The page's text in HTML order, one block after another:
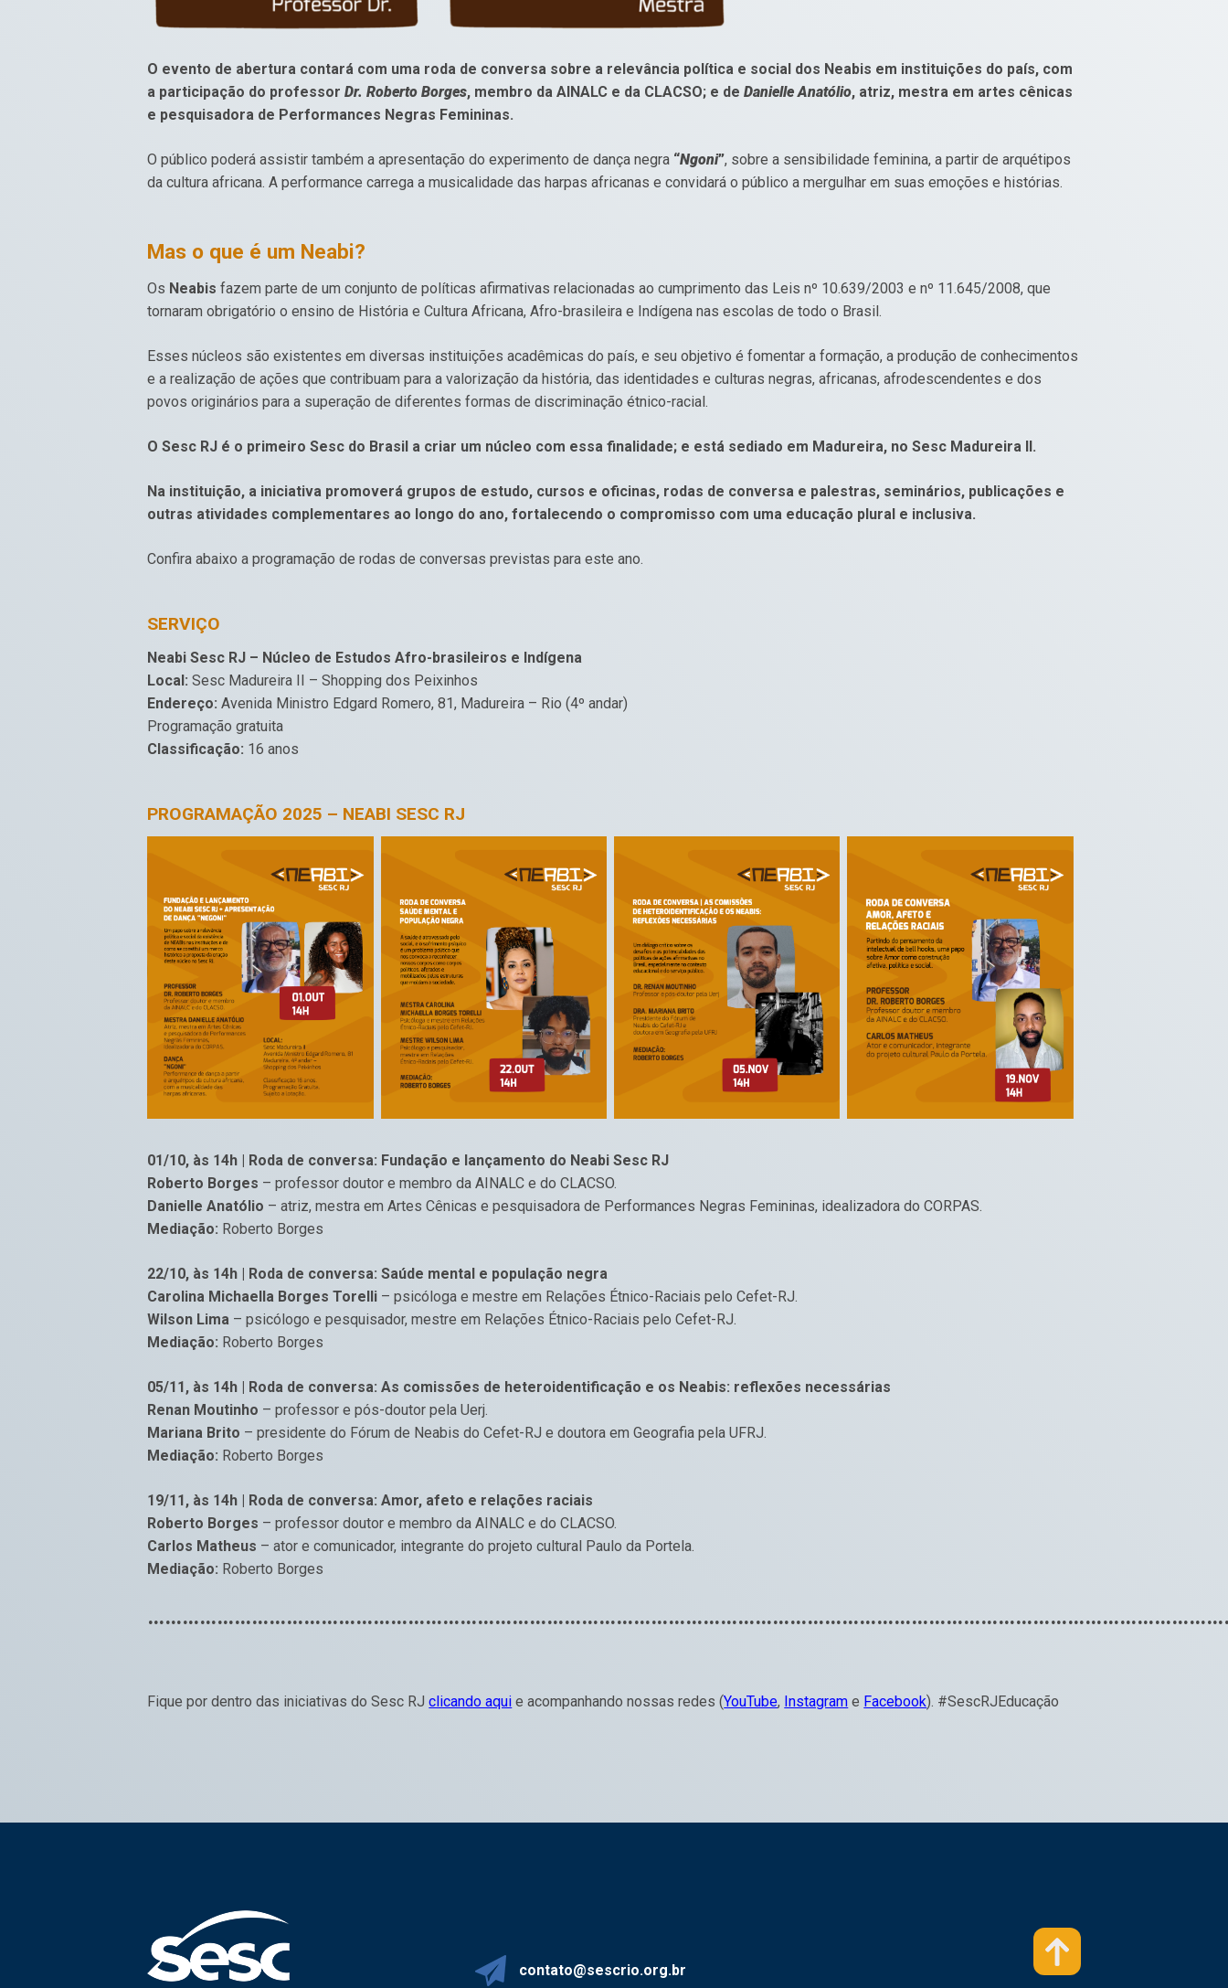
O evento de abertura contará com uma roda de conversa sobre a relevância política e social dos Neabis em instituições do país, com
a participação do professorDr. Roberto Borges, membro da AINALC e da CLACSO; e deDanielle Anatólio, atriz, mestra em artes cênicas
e pesquisadora de Performances Negras Femininas.
O público poderá assistir também a apresentação do experimento de dança negra “Ngoni”, sobre a sensibilidade feminina, a partir de arquétipos
da cultura africana. A performance carrega a musicalidade das harpas africanas e convidará o público a mergulhar em suas emoções e histórias.
Mas o que é um Neabi?
Os Neabis fazem parte de um conjunto de políticas afirmativas relacionadas ao cumprimento das Leis nº 10.639/2003 e nº 11.645/2008, que
tornaram obrigatório o ensino de História e Cultura Africana, Afro-brasileira e Indígena nas escolas de todo o Brasil.
Esses núcleos são existentes em diversas instituições acadêmicas do país, e seu objetivo é fomentar a formação, a produção de conhecimentos
e a realização de ações que contribuam para a valorização da história, das identidades e culturas negras, africanas, afrodescendentes e dos
povos originários para a superação de diferentes formas de discriminação étnico-racial.
O Sesc RJ é o primeiro Sesc do Brasil a criar um núcleo com essa finalidade; e está sediado em Madureira, no Sesc Madureira II.
Na instituição, a iniciativa promoverá grupos de estudo, cursos e oficinas, rodas de conversa e palestras, seminários, publicações e
outras atividades complementares ao longo do ano, fortalecendo o compromisso com uma educação plural e inclusiva.
Confira abaixo a programação de rodas de conversas previstas para este ano.
SERVIÇO
Neabi Sesc RJ – Núcleo de Estudos Afro-brasileiros e Indígena
Local: Sesc Madureira II – Shopping dos Peixinhos
Endereço: Avenida Ministro Edgard Romero, 81, Madureira – Rio (4º andar)
Programação gratuita
Classificação: 16 anos
PROGRAMAÇÃO 2025 – NEABI SESC RJ
01/10, às 14h | Roda de conversa: Fundação e lançamento do Neabi Sesc RJ
Roberto Borges – professor doutor e membro da AINALC e do CLACSO.
Danielle Anatólio – atriz, mestra em Artes Cênicas e pesquisadora de Performances Negras Femininas, idealizadora do CORPAS.
Mediação: Roberto Borges
22/10, às 14h | Roda de conversa: Saúde mental e população negra
Carolina Michaella Borges Torelli – psicóloga e mestre em Relações Étnico-Raciais pelo Cefet-RJ.
Wilson Lima – psicólogo e pesquisador, mestre em Relações Étnico-Raciais pelo Cefet-RJ.
Mediação: Roberto Borges
05/11, às 14h | Roda de conversa: As comissões de heteroidentificação e os Neabis: reflexões necessárias
Renan Moutinho – professor e pós-doutor pela Uerj.
Mariana Brito – presidente do Fórum de Neabis do Cefet-RJ e doutora em Geografia pela UFRJ.
Mediação: Roberto Borges
19/11, às 14h | Roda de conversa: Amor, afeto e relações raciais
Roberto Borges – professor doutor e membro da AINALC e do CLACSO.
Carlos Matheus – ator e comunicador, integrante do projeto cultural Paulo da Portela.
Mediação: Roberto Borges
Fique por dentro das iniciativas do Sesc RJclicando aqui e acompanhando nossas redes (YouTube, Instagram e Facebook). #SescRJEducação
contato@sescrio.org.br